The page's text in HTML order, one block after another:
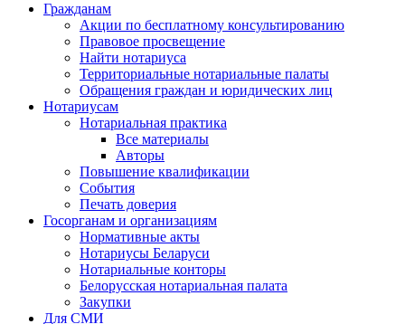
Гражданам
Акции по бесплатному консультированию
Правовое просвещение
Найти нотариуса
Территориальные нотариальные палаты
Обращения граждан и юридических лиц
Нотариусам
Нотариальная практика
Все материалы
Авторы
Повышение квалификации
События
Печать доверия
Госорганам и организациям
Нормативные акты
Нотариусы Беларуси
Нотариальные конторы
Белорусская нотариальная палата
Закупки
Для СМИ